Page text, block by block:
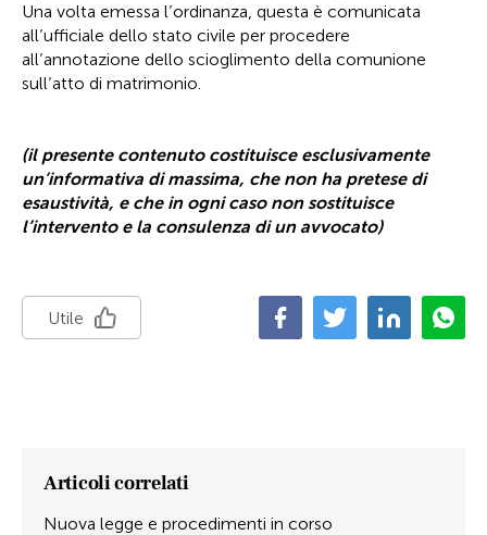
Una volta emessa l’ordinanza, questa è comunicata
all’ufficiale dello stato civile per procedere
all’annotazione dello scioglimento della comunione
sull’atto di matrimonio.
(il presente contenuto costituisce esclusivamente
un’informativa di massima, che non ha pretese di
esaustività, e che in ogni caso non sostituisce
l’intervento e la consulenza di un avvocato)
Utile
Articoli correlati
Nuova legge e procedimenti in corso